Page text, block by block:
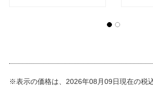
※表示の価格は、2026年08月09日現在の税